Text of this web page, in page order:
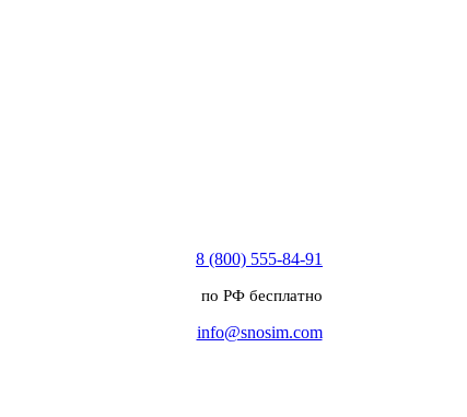
8 (800) 555-84-91
по РФ бесплатно
info@snosim.com